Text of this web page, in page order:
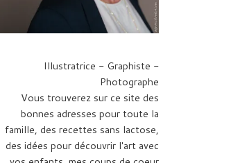
Illustratrice - Graphiste -
Photographe
Vous trouverez sur ce site des
bonnes adresses pour toute la
famille, des recettes sans lactose,
des idées pour découvrir l'art avec